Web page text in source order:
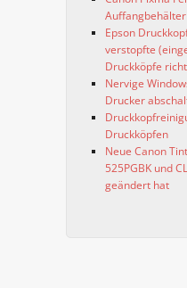
Epson
verstopfte
Druckköpfe
Nervige
Drucker
Druckköpfen
Neue Canon
525PGBK und
geändert hat